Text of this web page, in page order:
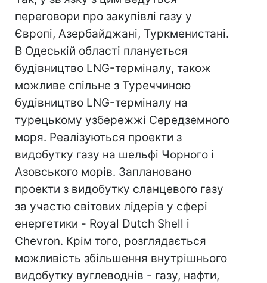
переговори про закупівлі газу у
Європі, Азербайджані, Туркменистані.
В Одеській області планується
будівництво LNG-терміналу, також
можливе спільне з Туреччиною
будівництво LNG-терміналу на
турецькому узбережжі Середземного
моря. Реалізуються проекти з
видобутку газу на шельфі Чорного і
Азовського морів. Заплановано
проекти з видобутку сланцевого газу
за участю світових лідерів у сфері
енергетики - Royal Dutch Shell і
Chevron. Крім того, розглядається
можливість збільшення внутрішнього
видобутку вуглеводнів - газу, нафти,